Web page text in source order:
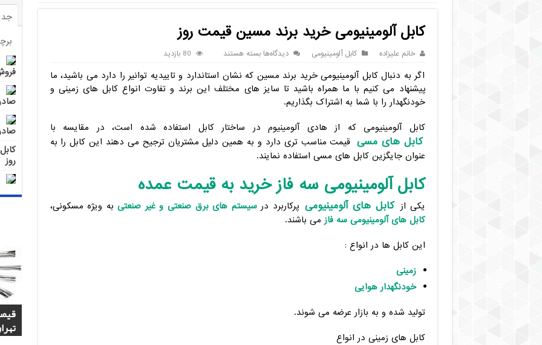
کابل آلومینیومی خرید برند مسین قیمت روز
خانم علیزاده کابل آلومینیومی دیدگاه‌هابرای
آلومینیومی
خرید
برند
روز
بسته هستند 80 بازدید
اگر به دنبال کابل آلومینیومی خرید برند مسین که نشان استاندارد و تاییدیه توانیر را دارد می باشید، ما
پیشنهاد می کنیم با ما همراه باشید تا سایز های مختلف این برند و تفاوت انواع کابل های زمینی و
خودنگهدار را با شما به اشتراک بگذاریم.
کابل آلومینیومی که از هادی آلومینیوم در ساختار کابل استفاده شده است، در مقایسه با
کابل های مسی قیمت مناسب تری دارد و به همین دلیل مشتریان ترجیح می دهند این کابل را به
عنوان جایگزین کابل های مسی استفاده نمایند.
کابل آلومینیومی سه فاز خرید به قیمت عمده
یکی از کابل های آلومینیومی پرکاربرد در سیستم های برق صنعتی و غیر صنعتیبه ویژه مسکونی،
کابل های آلومینیومی سه فاز می باشند.
این کابل ها در انواع :
زمینی
خودنگهدار هوایی
تولید شده و به بازار عرضه می شوند.
کابل های زمینی در انواع
روز
کابل 1.5*2 لاستیکی